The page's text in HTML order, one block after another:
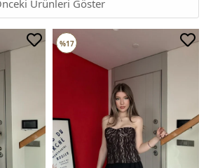
Ürünleri Göster
%17